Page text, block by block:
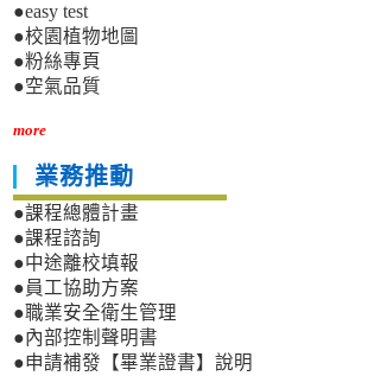
●easy test
●校園植物地圖
●粉絲專頁
●空氣品質
more
業務推動
●課程總體計畫
●課程諮詢
●中途離校填報
●員工協助方案
●職業安全衛生管理
●內部控制聲明書
●申請補發【畢業證書】說明